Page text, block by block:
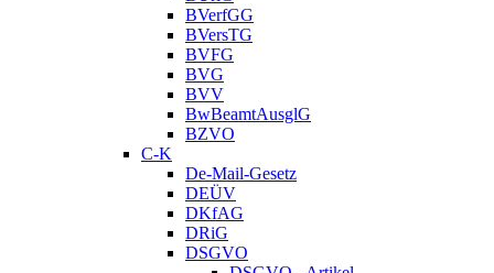
BVerfGG
BVersTG
BVFG
BVG
BVV
BwBeamtAusglG
BZVO
C-K
De-Mail-Gesetz
DEÜV
DKfAG
DRiG
DSGVO